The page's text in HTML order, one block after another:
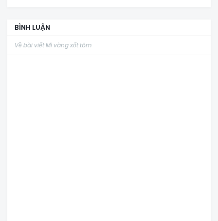
BÌNH LUẬN
Về bài viết Mì vàng xốt tôm